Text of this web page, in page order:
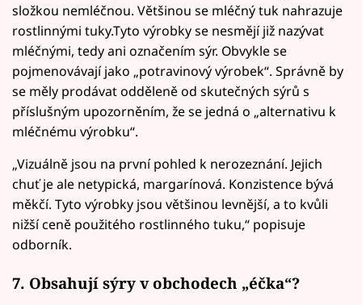
složkou nemléčnou. Většinou se mléčný tuk nahrazuje
rostlinnými tuky.Tyto výrobky se nesmějí již nazývat
mléčnými, tedy ani označením sýr. Obvykle se
pojmenovávají jako „potravinový výrobek“. Správně by
se měly prodávat odděleně od skutečných sýrů s
příslušným upozorněním, že se jedná o „alternativu k
mléčnému výrobku“.
„Vizuálně jsou na první pohled k nerozeznání. Jejich
chuť je ale netypická, margarínová. Konzistence bývá
měkčí. Tyto výrobky jsou většinou levnější, a to kvůli
nižší ceně použitého rostlinného tuku,“ popisuje
odborník.
7. Obsahují sýry v obchodech „éčka“?